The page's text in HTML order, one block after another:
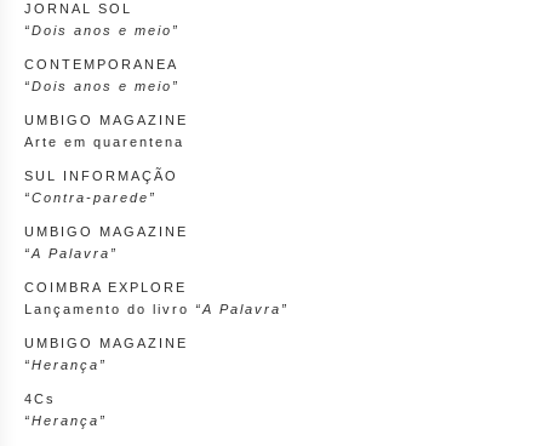
JORNAL SOL
“Dois anos e meio”
CONTEMPORANEA
“Dois anos e meio”
UMBIGO MAGAZINE
Arte em quarentena
SUL INFORMAÇÃO
“Contra-parede”
UMBIGO MAGAZINE
“A Palavra”
COIMBRA EXPLORE
Lançamento do livro “A Palavra”
UMBIGO MAGAZINE
“Herança”
4Cs
“Herança”